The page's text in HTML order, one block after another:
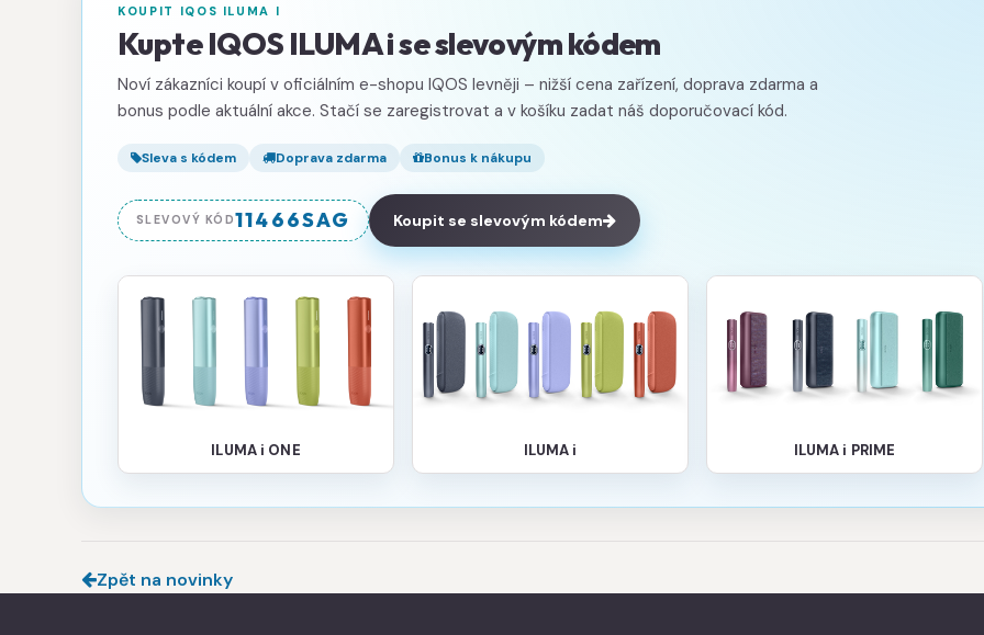
KOUPIT IQOS ILUMA I
Kupte IQOS ILUMA i se slevovým kódem
Noví zákazníci koupí v oficiálním e-shopu IQOS levněji – nižší cena zařízení, doprava zdarma a
bonus podle aktuální akce. Stačí se zaregistrovat a v košíku zadat náš doporučovací kód.
Sleva s kódem Doprava zdarma Bonus k nákupu
SLEVOVÝ KÓD11466SAG Koupit se slevovým kódem
ILUMA i ONE ILUMA i ILUMA i PRIME
Zpět na novinky